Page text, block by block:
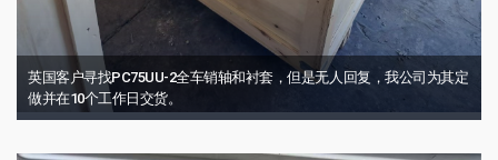
英国客户寻找PC75UU-2全车销轴和衬套，但是无人回复，我公司为其定
做并在10个工作日交货。